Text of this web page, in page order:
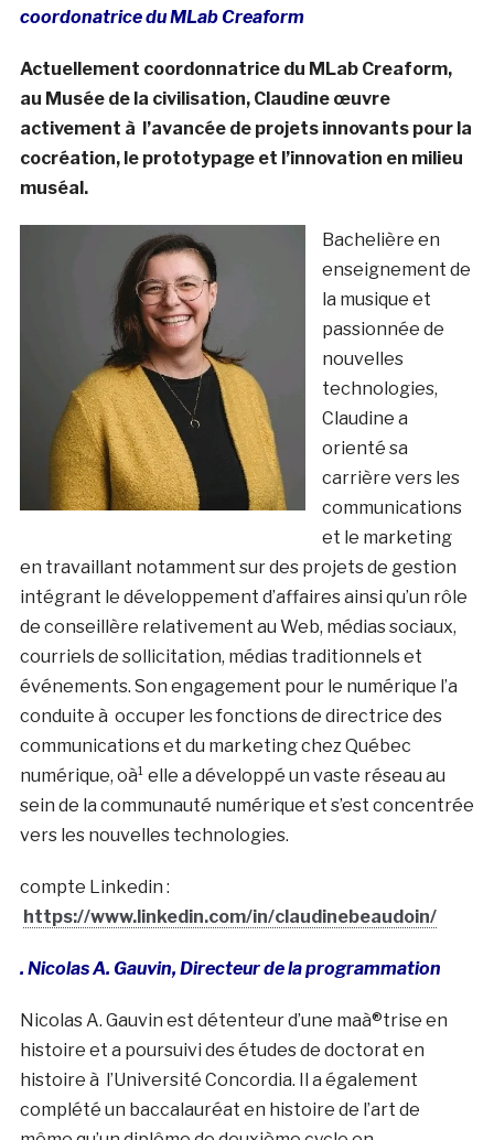
coordonatrice du MLab Creaform
Actuellement coordonnatrice du MLab Creaform,
au Musée de la civilisation, Claudine œuvre
activement à l’avancée de projets innovants pour la
cocréation, le prototypage et l’innovation en milieu
muséal.
Bachelière en
enseignement de
la musique et
passionnée de
nouvelles
technologies,
Claudine a
orienté sa
carrière vers les
communications
et le marketing
en travaillant notamment sur des projets de gestion
intégrant le développement d’affaires ainsi qu’un rôle
de conseillère relativement au Web, médias sociaux,
courriels de sollicitation, médias traditionnels et
événements. Son engagement pour le numérique l’a
conduite à occuper les fonctions de directrice des
communications et du marketing chez Québec
numérique, oà¹ elle a développé un vaste réseau au
sein de la communauté numérique et s’est concentrée
vers les nouvelles technologies.
compte Linkedin :
https://www.linkedin.com/in/claudinebeaudoin/
. Nicolas A. Gauvin, Directeur de la programmation
Nicolas A. Gauvin est détenteur d’une maà®trise en
histoire et a poursuivi des études de doctorat en
histoire à l’Université Concordia. Il a également
complété un baccalauréat en histoire de l’art de